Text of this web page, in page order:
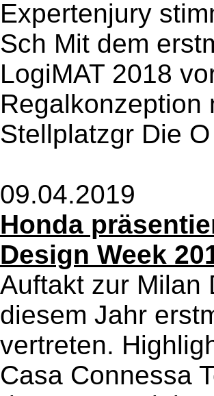
Expertenjury
Sch Mit dem
LogiMAT 2018
Regalkonzeption
Stellplatzgr Die
09.04.2019
Honda
Design Week
Auftakt zur Milan
diesem Jahr
vertreten.
Casa Connessa